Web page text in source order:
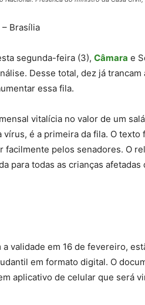
Brasília
segunda-feira (3), Câmara e
Desse total, dez já trancam
essa fila.
vitalícia no valor de um
é a primeira da fila. O texto
pelos senadores. O
para todas as crianças
validade em 16 de fevereiro,
em formato digital. O
aplicativo de celular que será